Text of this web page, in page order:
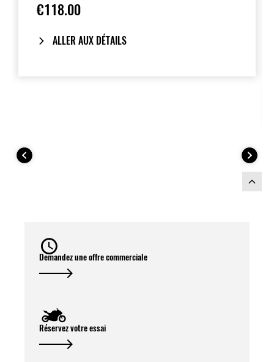
recommandée
€118.00
ALLER AUX DÉTAILS
Demandez une offre commerciale
Réservez votre essai